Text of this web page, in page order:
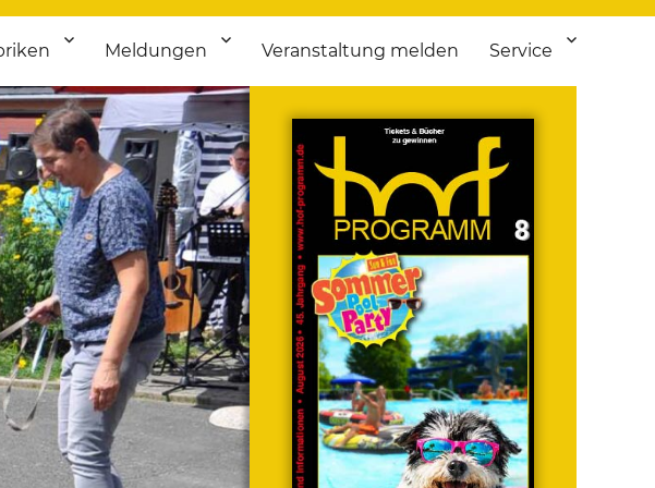
Sport, von Theater bis Flohmarkt.
Meldungen Veranstaltung melden Service